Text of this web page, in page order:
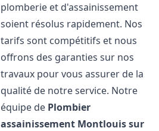
plomberie et d'assainissement
soient résolus rapidement. Nos
tarifs sont compétitifs et nous
offrons des garanties sur nos
travaux pour vous assurer de la
qualité de notre service. Notre
équipe de Plombier
assainissement Montlouis sur